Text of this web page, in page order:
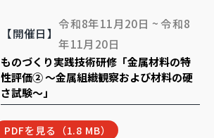
【開催日】
令和8年11月20日 ~ 令和8
年11月20日
ものづくり実践技術研修「金属材料の特
性評価② ～金属組織観察および材料の硬
さ試験～」
PDFを見る（1.8 MB）